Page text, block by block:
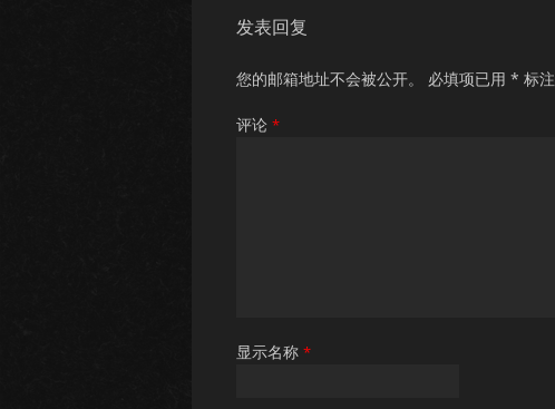
发表回复
您的邮箱地址不会被公开。 必填项已用 * 标注
评论 *
显示名称 *